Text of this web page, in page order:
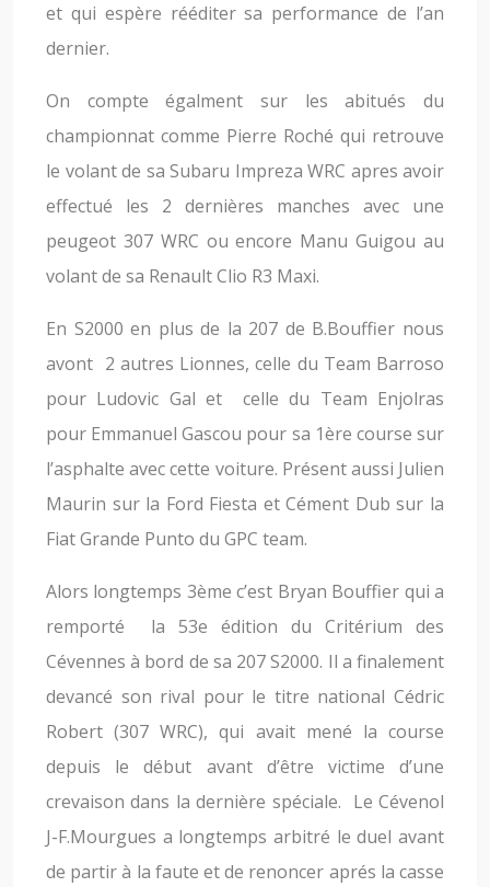
et qui espère rééditer sa performance de l’an
dernier.
On compte égalment sur les abitués du
championnat comme Pierre Roché qui retrouve
le volant de sa Subaru Impreza WRC apres avoir
effectué les 2 dernières manches avec une
peugeot 307 WRC ou encore Manu Guigou au
volant de sa Renault Clio R3 Maxi.
En S2000 en plus de la 207 de B.Bouffier nous
avont 2 autres Lionnes, celle du Team Barroso
pour Ludovic Gal et celle du Team Enjolras
pour Emmanuel Gascou pour sa 1ère course sur
l’asphalte avec cette voiture. Présent aussi Julien
Maurin sur la Ford Fiesta et Cément Dub sur la
Fiat Grande Punto du GPC team.
Alors longtemps 3ème c’est Bryan Bouffier qui a
remporté la 53e édition du Critérium des
Cévennes à bord de sa 207 S2000. Il a finalement
devancé son rival pour le titre national Cédric
Robert (307 WRC), qui avait mené la course
depuis le début avant d’être victime d’une
crevaison dans la dernière spéciale. Le Cévenol
J-F.Mourgues a longtemps arbitré le duel avant
de partir à la faute et de renoncer aprés la casse